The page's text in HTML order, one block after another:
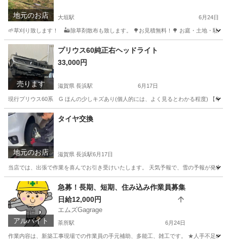
地元のお店 大垣駅 6月24日
🌱草刈り致します！ 🏜️除草剤散布も致します。 🌳お見積無料！🌳 お庭・土地・駐
岐阜 大垣市 大垣駅 草刈り 無料
売ります
プリウス60純正右ヘッドライト
33,000円
滋賀県 長浜駅 6月17日
現行プリウス60系 G ほんの少しキズあり(個人的には、よく見るとわかる程度) 【年
滋賀 長浜市 長浜駅
地元のお店
タイヤ交換
滋賀県 長浜駅6月17日
当店では、出張で作業を喜んでお引き受けいたします。 天気予報で、雪の予報が発
滋賀 長浜市 長浜駅 便利屋 タイヤ交換
アルバイト
急募！長期、短期、住み込み作業員募集
日給12,000円
エムズGagrage
茶所駅 6月24日
作業内容は、新築工事現場での作業員の手元補助、多能工、雑工です。 ★人手不足の